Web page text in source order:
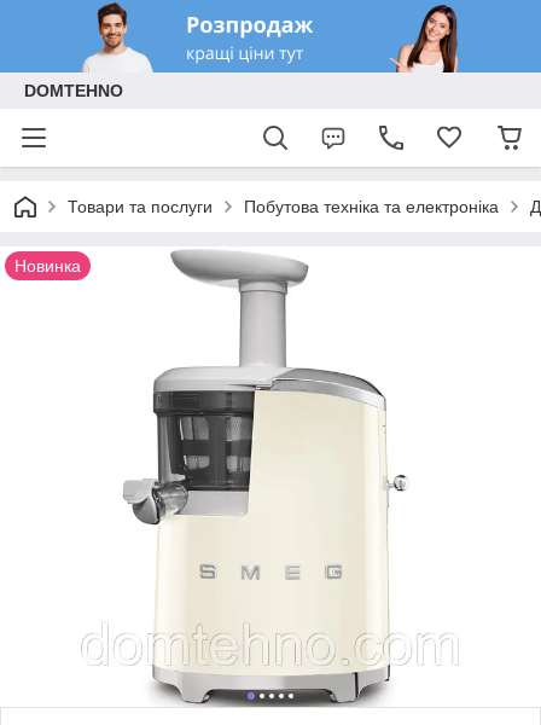
DOMTEHNO
Товари та послуги Побутова техніка та електроніка
Новинка